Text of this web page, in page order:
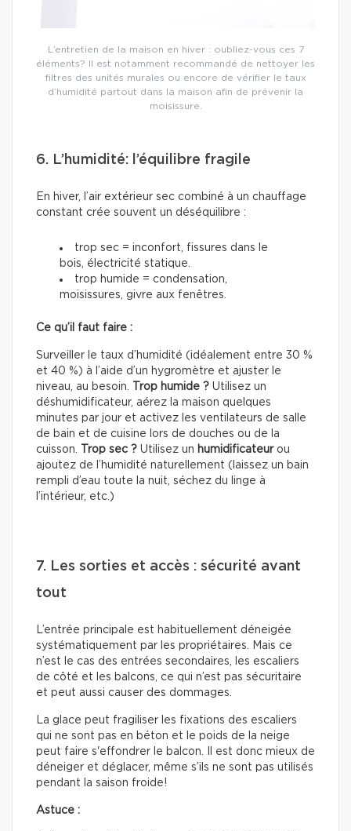
L’entretien de la maison en hiver : oubliez-vous ces 7
éléments? Il est notamment recommandé de nettoyer les
filtres des unités murales ou encore de vérifier le taux
d’humidité partout dans la maison afin de prévenir la
moisissure.
6. L’humidité: l’équilibre fragile
En hiver, l’air extérieur sec combiné à un chauffage
constant crée souvent un déséquilibre :
trop sec = inconfort, fissures dans le
bois, électricité statique.
trop humide = condensation,
moisissures, givre aux fenêtres.
Ce qu’il faut faire :
Surveiller le taux d’humidité (idéalement entre 30 %
et 40 %) à l’aide d’un hygromètre et ajuster le
niveau, au besoin.
Trop humide ? Utilisez un
déshumidificateur, aérez la maison quelques
minutes par jour et activez les ventilateurs de salle
de bain et de cuisine lors de douches ou de la
cuisson.
Trop sec ? Utilisez un humidificateurou
ajoutez de l’humidité naturellement (laissez un bain
rempli d’eau toute la nuit, séchez du linge à
l’intérieur, etc.)
7. Les sorties et accès : sécurité avant
tout
L’entrée principale est habituellement déneigée
systématiquement par les propriétaires. Mais ce
n’est le cas des entrées secondaires, les escaliers
de côté et les balcons, ce qui n’est pas sécuritaire
et peut aussi causer des dommages.
La glace peut fragiliser les fixations des escaliers
qui ne sont pas en béton et le poids de la neige
peut faire s'effondrer le balcon. Il est donc mieux de
déneiger et déglacer, même s’ils ne sont pas utilisés
pendant la saison froide!
Astuce :